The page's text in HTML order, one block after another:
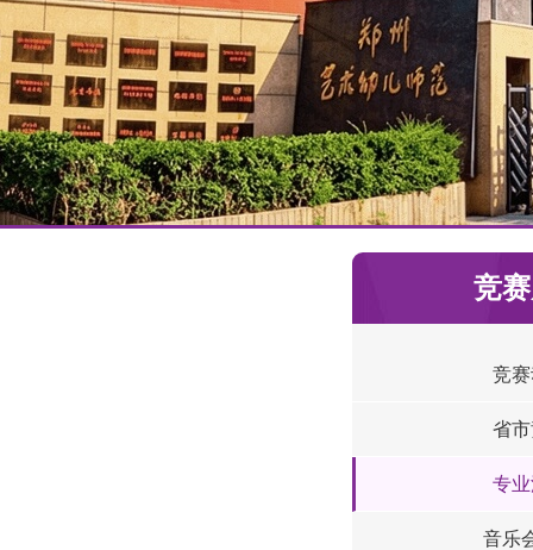
竞
竞
省
专
音乐